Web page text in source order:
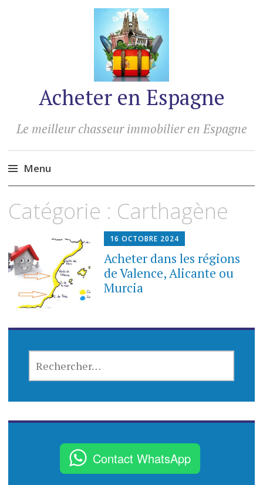
Acheter en Espagne
Le meilleur chasseur immobilier en Espagne
Menu
au
Catégorie : Carthagène
16 OCTOBRE 2024
Acheter dans les régions
de Valence, Alicante ou
Murcia
H
Contact WhatsApp